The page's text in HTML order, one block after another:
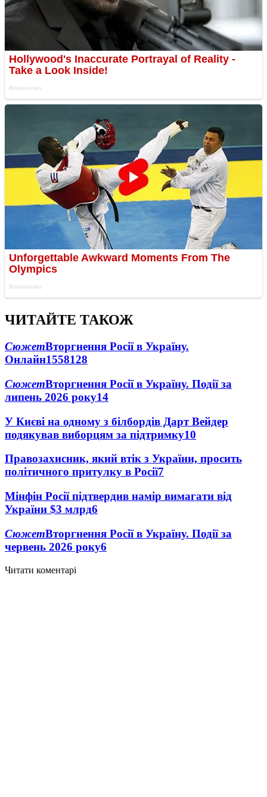
ЧИТАЙТЕ ТАКОЖ
СюжетВторгнення Росії в Україну.
Онлайн1558128
СюжетВторгнення Росії в Україну. Події за
липень 2026 року14
У Києві на одному з білбордів Дарт Вейдер
подякував виборцям за підтримку10
Правозахисник, який втік з України, просить
політичного притулку в Росії7
Мінфін Росії підтвердив намір вимагати від
України $3 млрд6
СюжетВторгнення Росії в Україну. Події за
червень 2026 року6
Читати коментарі